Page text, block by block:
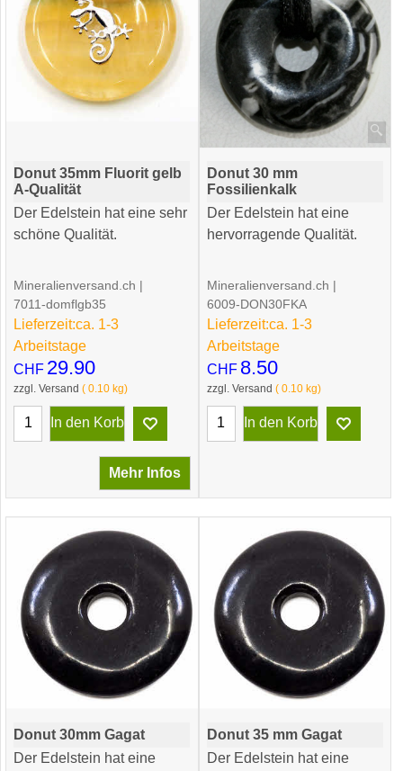
Donut 35mm Fluorit gelb
A-Qualität
Der Edelstein hat eine sehr
schöne Qualität.
CHF 29.90
zzgl. Versand 0.10 kg
Mineralienversand.ch
7011-domflgb35
Lieferzeit:ca. 1-3
Arbeitstage
In den Korb
Mehr Infos
Donut 30 mm
Fossilienkalk
Der Edelstein hat eine
hervorragende Qualität.
CHF 8.50
zzgl. Versand 0.10kg
Mineralienversand.ch
6009-DON30FKA
Lieferzeit:ca. 1-3
Arbeitstage
In den Korb
Donut 30mm Gagat
Der Edelstein hat eine
Donut 35 mm Gagat
Der Edelstein hat eine